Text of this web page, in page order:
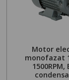
Motor
monofazat
1500RPM,